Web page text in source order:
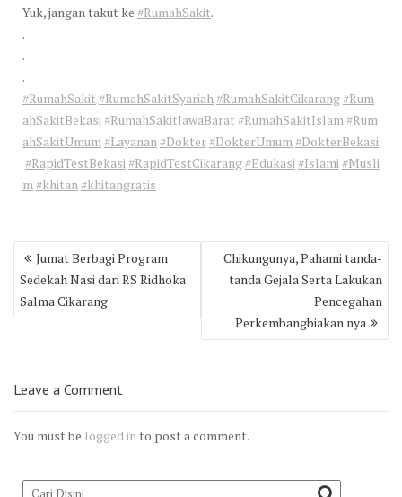
Yuk, jangan takut ke #RumahSakit.
.
.
.
#RumahSakit #RumahSakitSyariah #RumahSakitCikarang #Rum
ahSakitBekasi #RumahSakitJawaBarat #RumahSakitIslam #Rum
ahSakitUmum #Layanan #Dokter #DokterUmum #DokterBekasi
#RapidTestBekasi #RapidTestCikarang #Edukasi #Islami #Musli
m #khitan #khitangratis
Post
navigation
Jumat Berbagi Program
Sedekah Nasi dari RS Ridhoka
Salma Cikarang
Chikungunya, Pahami tanda-
tanda Gejala Serta Lakukan
Pencegahan
Perkembangbiakan nya
Leave a Comment
You must be logged in to post a comment.